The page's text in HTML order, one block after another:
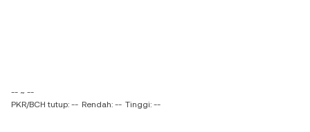
-- ~ --
PKR/BCH tutup: -- Rendah: -- Tinggi: --